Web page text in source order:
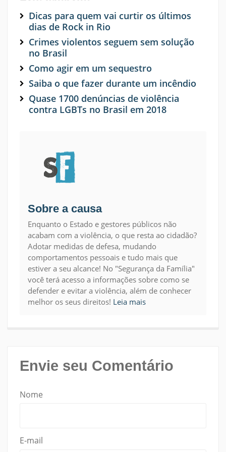
Dicas para quem vai curtir os últimos
dias de Rock in Rio
Crimes violentos seguem sem solução
no Brasil
Como agir em um sequestro
Saiba o que fazer durante um incêndio
Quase 1700 denúncias de violência
contra LGBTs no Brasil em 2018
Sobre a causa
Enquanto o Estado e gestores públicos não
acabam com a violência, o que resta ao cidadão?
Adotar medidas de defesa, mudando
comportamentos pessoais e tudo mais que
estiver a seu alcance! No "Segurança da Família"
você terá acesso a informações sobre como se
defender e evitar a violência, além de conhecer
melhor os seus direitos! Leia mais
Envie seu Comentário
Nome
E-mail